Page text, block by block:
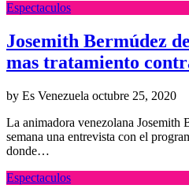
Espectaculos
Josemith Bermúdez
mas tratamiento
by Es Venezuela octubre 25, 2020
La animadora venezolana Josemith
semana una entrevista con el
donde…
Espectaculos